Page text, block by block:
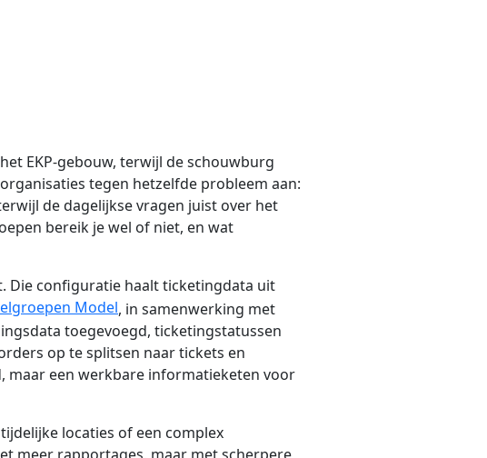
EKP-gebouw, terwijl de schouwburg
tegen hetzelfde probleem aan:
de dagelijkse vragen juist over het
bereik je wel of niet, en wat
Die configuratie haalt ticketingdata uit
Model, in samenwerking met
toegevoegd, ticketingstatussen
op te splitsen naar tickets en
maar een werkbare informatieketen voor
locaties of een complex